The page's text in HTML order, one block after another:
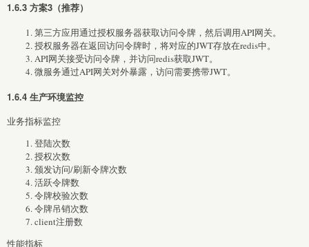
1.6.3 方案3（推荐）
第三方应用通过授权服务器获取访问令牌，然后调用API网关。
授权服务器在返回访问令牌时，将对应的JWT存放在redis中。
API网关接受访问令牌，并访问redis获取JWT。
微服务通过API网关对外暴露，访问需要携带JWT。
1.6.4 生产环境监控
业务指标监控
登陆次数
授权次数
颁发访问/刷新令牌次数
活跃令牌数
令牌校验次数
令牌吊销次数
client注册数
性能指标